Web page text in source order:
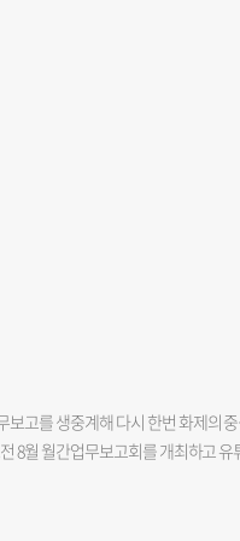
보고를 생중계해 다시 한번 화제의
8월 월간업무보고회를 개최하고 유
몇 번을 물었는데 담당 팀장은 ‘충분히